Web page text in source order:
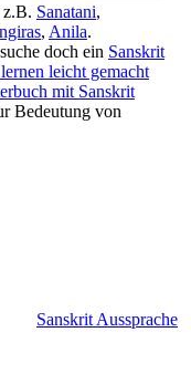
z.B. Sanatani,
, Anila.
doch ein Sanskrit
leicht gemacht
mit Sanskrit
Bedeutung von
Sanskrit Aussprache